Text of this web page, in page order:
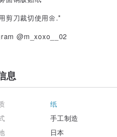
剪刀裁切使用🌼.*
@m_xoxo__02
息
纸
手工制造
日本